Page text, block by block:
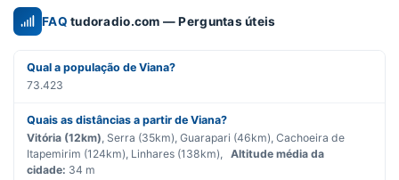
FAQ tudoradio.com — Perguntas úteis
Qual a população de Viana?
73.423
Quais as distâncias a partir de Viana?
Vitória (12km) , Serra (35km), Guarapari (46km), Cachoeira de
Itapemirim (124km), Linhares (138km), Altitude média da
cidade: 34 m